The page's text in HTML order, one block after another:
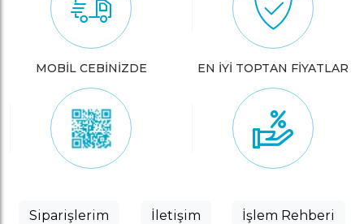
MOBİL CEBİNİZDE EN İYİ TOPTAN FİYATLAR
Siparişlerim İletişim İşlem Rehberi